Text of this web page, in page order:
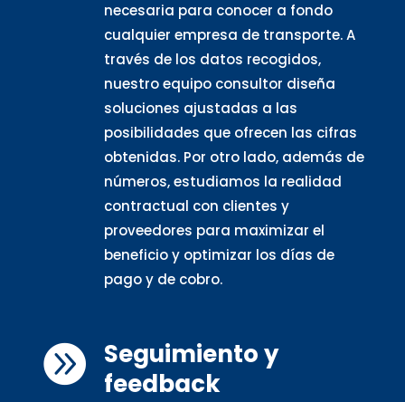
necesaria para conocer a fondo
cualquier empresa de transporte. A
través de los datos recogidos,
nuestro equipo consultor diseña
soluciones ajustadas a las
posibilidades que ofrecen las cifras
obtenidas. Por otro lado, además de
números, estudiamos la realidad
contractual con clientes y
proveedores para maximizar el
beneficio y optimizar los días de
pago y de cobro.
 Seguimiento y
feedback